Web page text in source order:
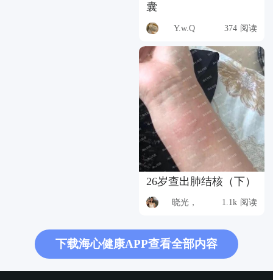
囊
Y.w.Q 374 阅读
26岁查出肺结核（下）
晓光， 1.1k 阅读
下载海心健康APP查看全部内容